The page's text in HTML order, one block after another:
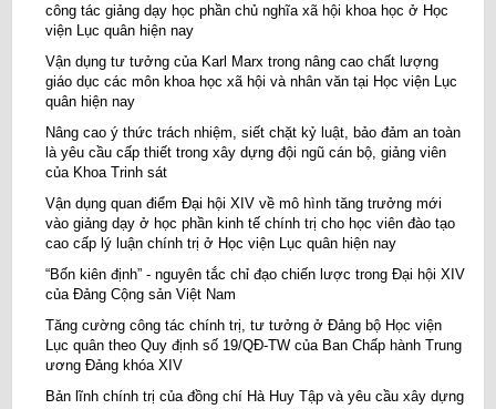
công tác giảng dạy học phần chủ nghĩa xã hội khoa học ở Học
viện Lục quân hiện nay
Vận dụng tư tưởng của Karl Marx trong nâng cao chất lượng
giáo dục các môn khoa học xã hội và nhân văn tại Học viện Lục
quân hiện nay
Nâng cao ý thức trách nhiệm, siết chặt kỷ luật, bảo đảm an toàn
là yêu cầu cấp thiết trong xây dựng đội ngũ cán bộ, giảng viên
của Khoa Trinh sát
Vận dụng quan điểm Đại hội XIV về mô hình tăng trưởng mới
vào giảng dạy ở học phần kinh tế chính trị cho học viên đào tạo
cao cấp lý luận chính trị ở Học viện Lục quân hiện nay
“Bốn kiên định” - nguyên tắc chỉ đạo chiến lược trong Đại hội XIV
của Đảng Cộng sản Việt Nam
Tăng cường công tác chính trị, tư tưởng ở Đảng bộ Học viện
Lục quân theo Quy định số 19/QĐ-TW của Ban Chấp hành Trung
ương Đảng khóa XIV
Bản lĩnh chính trị của đồng chí Hà Huy Tập và yêu cầu xây dựng